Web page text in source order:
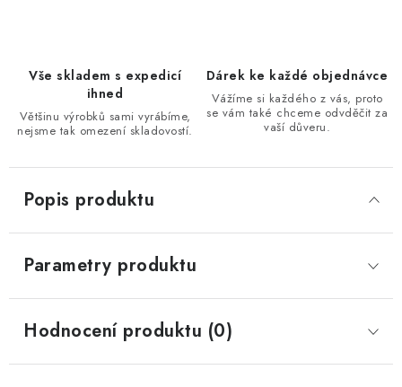
Vše skladem s expedicí
ihned
Většinu výrobků sami vyrábíme,
nejsme tak omezení skladovostí.
Dárek ke každé objednávce
Vážíme si každého z vás, proto
se vám také chceme odvděčit za
vaší důveru.
Popis produktu
Parametry produktu
Hodnocení produktu (0)